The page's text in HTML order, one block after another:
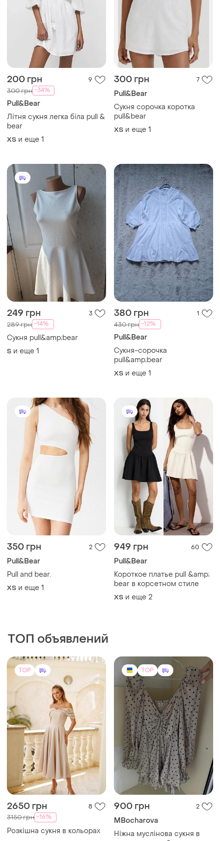
200 грн 9
300 грн -34%
Pull&Bear
Літня сукня легка біла pull &
bear
ХS и еще 1
300 грн 7
Pull&Bear
Сукня сорочка коротка
pull&bear
ХS и еще 1
249 грн 3
289 грн -14%
Сукня pull&amp;bear
S и еще 1
380 грн 1
430 грн -12%
Pull&Bear
Сукня-сорочка
pull&amp;bear
ХS и еще 1
350 грн 2
Pull&Bear
Pull and bear.
ХS и еще 1
949 грн 60
Pull&Bear
Короткое платье pull &amp;
bear в корсетном стиле
ХS и еще 2
ТОП объявлений
TOP
2650 грн 8
3150 грн -16%
Розкішна сукня в кольорах
TOP
900 грн 2
MBocharova
Ніжна муслінова сукня в